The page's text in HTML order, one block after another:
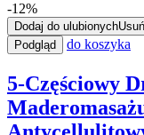
-12%
Dodaj do ulubionych
Podgląd
do koszyka
5-Częściowy